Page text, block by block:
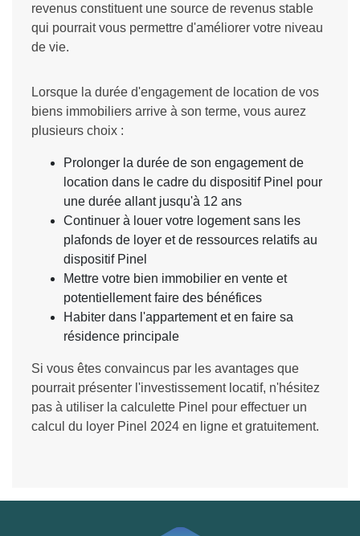
revenus constituent une source de revenus stable
qui pourrait vous permettre d'améliorer votre niveau
de vie.
Lorsque la durée d'engagement de location de vos
biens immobiliers arrive à son terme, vous aurez
plusieurs choix :
Prolonger la durée de son engagement de
location dans le cadre du dispositif Pinel pour
une durée allant jusqu'à 12 ans
Continuer à louer votre logement sans les
plafonds de loyer et de ressources relatifs au
dispositif Pinel
Mettre votre bien immobilier en vente et
potentiellement faire des bénéfices
Habiter dans l'appartement et en faire sa
résidence principale
Si vous êtes convaincus par les avantages que
pourrait présenter l'investissement locatif, n'hésitez
pas à utiliser la calculette Pinel pour effectuer un
calcul du loyer Pinel 2024 en ligne et gratuitement.